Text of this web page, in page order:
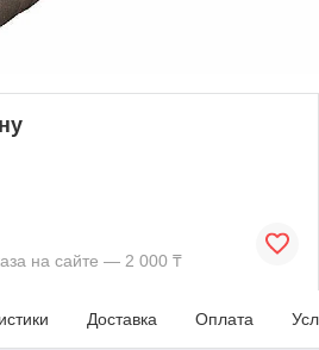
на сайте — 2 000 ₸
Доставка Оплата